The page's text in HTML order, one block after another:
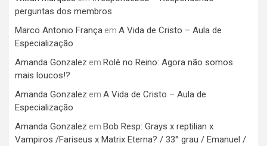
perguntas dos membros
Marco Antonio França em A Vida de Cristo – Aula de
Especialização
Amanda Gonzalez em Rolê no Reino: Agora não somos
mais loucos!?
Amanda Gonzalez em A Vida de Cristo – Aula de
Especialização
Amanda Gonzalez em Bob Resp: Grays x reptilian x
Vampiros /Fariseus x Matrix Eterna? / 33° grau / Emanuel /